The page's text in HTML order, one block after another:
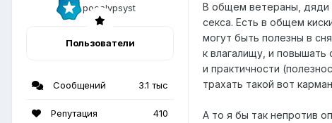
Пользователи
Сообщений 3.1 тыс
Репутация 410
В общем ветераны, дяди
секса. Есть в общем
могут быть полезны в
к влагалищу, и
и практичности
трахать такой вот
А то я бы так непротив